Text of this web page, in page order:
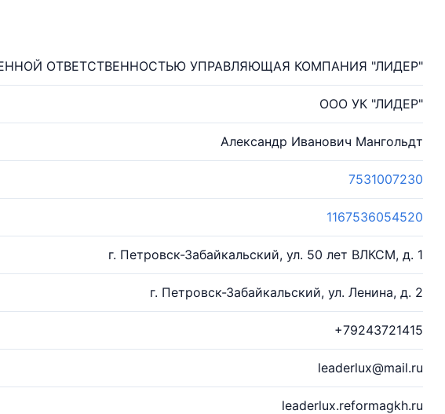
ОТВЕТСТВЕННОСТЬЮ УПРАВЛЯЮЩАЯ КОМПАНИЯ "ЛИДЕР"
ООО УК "ЛИДЕР"
Александр Иванович Мангольдт
7531007230
1167536054520
г. Петровск-Забайкальский, ул. 50 лет ВЛКСМ, д. 1
г. Петровск-Забайкальский, ул. Ленина, д. 2
+79243721415
leaderlux@mail.ru
leaderlux.reformagkh.ru